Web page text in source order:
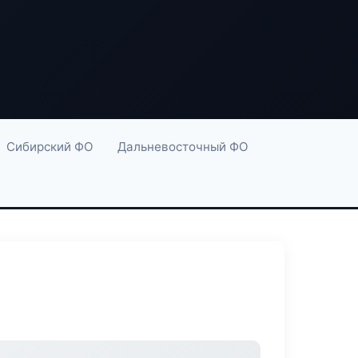
Сибирский ФО Дальневосточный ФО